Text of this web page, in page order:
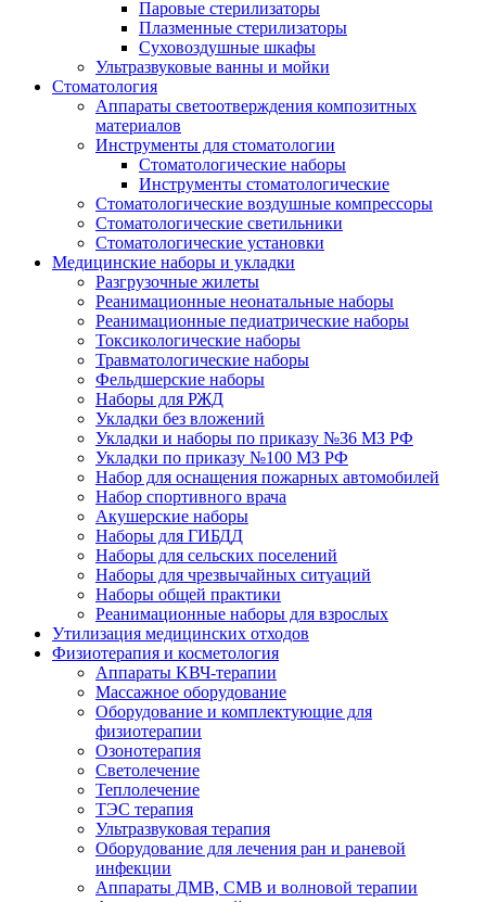
Паровые стерилизаторы
Плазменные стерилизаторы
Суховоздушные шкафы
Ультразвуковые ванны и мойки
Стоматология
Аппараты светоотверждения композитных
материалов
Инструменты для стоматологии
Стоматологические наборы
Инструменты стоматологические
Стоматологические воздушные компрессоры
Стоматологические светильники
Стоматологические установки
Медицинские наборы и укладки
Разгрузочные жилеты
Реанимационные неонатальные наборы
Реанимационные педиатрические наборы
Токсикологические наборы
Травматологические наборы
Фельдшерские наборы
Наборы для РЖД
Укладки без вложений
Укладки и наборы по приказу №36 МЗ РФ
Укладки по приказу №100 МЗ РФ
Набор для оснащения пожарных автомобилей
Набор спортивного врача
Акушерские наборы
Наборы для ГИБДД
Наборы для сельских поселений
Наборы для чрезвычайных ситуаций
Наборы общей практики
Реанимационные наборы для взрослых
Утилизация медицинских отходов
Физиотерапия и косметология
Аппараты KВЧ-терапии
Массажное оборудование
Оборудование и комплектующие для
физиотерапии
Озонотерапия
Светолечение
Теплолечение
ТЭС терапия
Ультразвуковая терапия
Оборудование для лечения ран и раневой
инфекции
Аппараты ДМВ, СМВ и волновой терапии